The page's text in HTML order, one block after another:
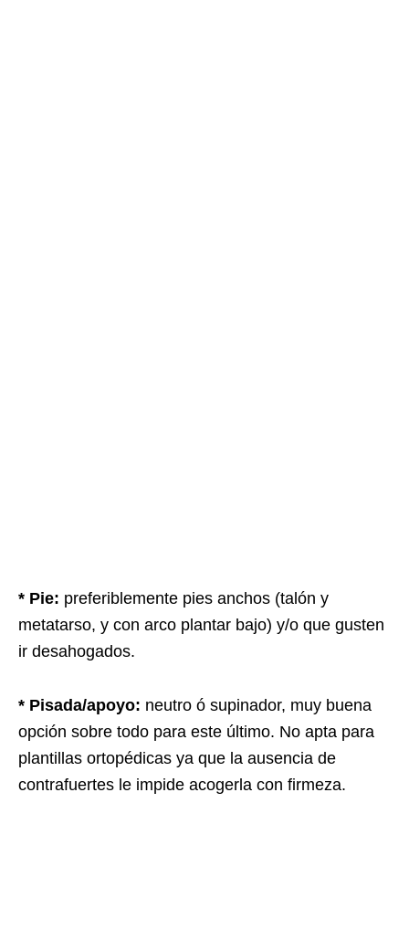
* Pie: preferiblemente pies anchos (talón y
metatarso, y con arco plantar bajo) y/o que gusten
ir desahogados.
* Pisada/apoyo: neutro ó supinador, muy buena
opción sobre todo para este último. No apta para
plantillas ortopédicas ya que la ausencia de
contrafuertes le impide acogerla con firmeza.